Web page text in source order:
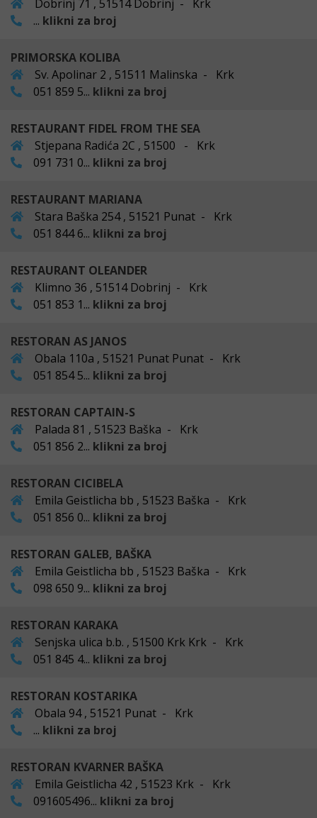
Dobrinj 71 , 51514 Dobrinj - Krk
... klikni za broj
PRIMORSKA KOLIBA
Sv. Apolinar 2 , 51511 Malinska - Krk
051 859 5... klikni za broj
RESTAURANT FIDEL FROM THE SEA
Stjepana Radića 2C , 51500 - Krk
091 731 0... klikni za broj
RESTAURANT MARIANA
Stara Baška 254 , 51521 Punat - Krk
051 844 6... klikni za broj
RESTAURANT OLEANDER
Klimno 36 , 51514 Dobrinj - Krk
051 853 1... klikni za broj
RESTORAN AS JANOS
Obala 110a , 51521 Punat Punat - Krk
051 854 5... klikni za broj
RESTORAN CAPTAIN-S
Palada 81 , 51523 Baška - Krk
051 856 2... klikni za broj
RESTORAN CICIBELA
Emila Geistlicha bb , 51523 Baška - Krk
051 856 0... klikni za broj
RESTORAN GALEB, BAŠKA
Emila Geistlicha bb , 51523 Baška - Krk
098 650 9... klikni za broj
RESTORAN KARAKA
Senjska ulica b.b. , 51500 Krk Krk - Krk
051 845 4... klikni za broj
RESTORAN KOSTARIKA
Obala 94 , 51521 Punat - Krk
... klikni za broj
RESTORAN KVARNER BAŠKA
Emila Geistlicha 42 , 51523 Krk - Krk
091605496... klikni za broj